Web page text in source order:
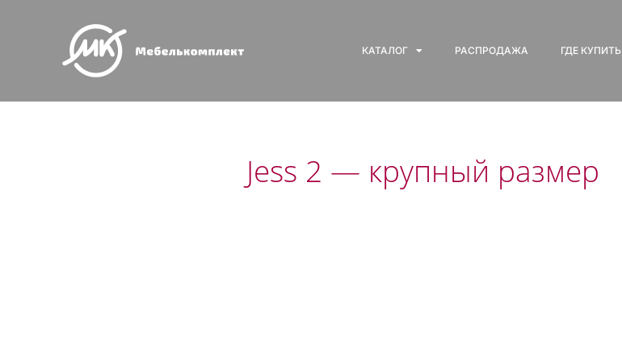
КАТАЛОГ РАСПРОДАЖА ГДЕ КУПИТЬ
Jess 2 — крупный размер